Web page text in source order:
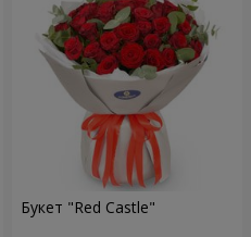
Букет "Red Castle"